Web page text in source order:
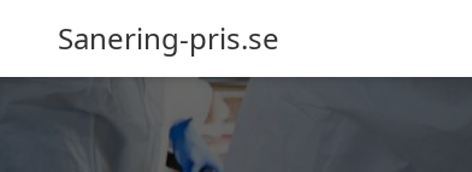
Sanering-pris.se